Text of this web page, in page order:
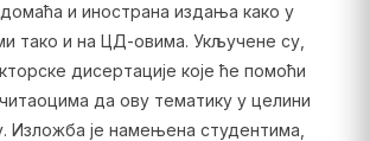
и инострана издања како у
тако и на ЦД-овима. Укључене су,
дисертације које ће помоћи
да ову тематику у целини
Изложба је намењена студентима,